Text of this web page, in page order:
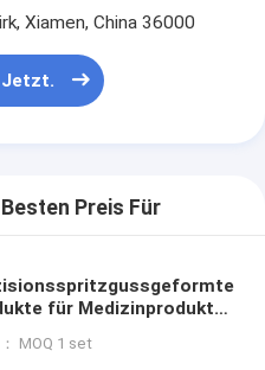
Xiamen, China 36000
Jetzt.
Preis Für
für Medizinprodukte
MOQ 1 set